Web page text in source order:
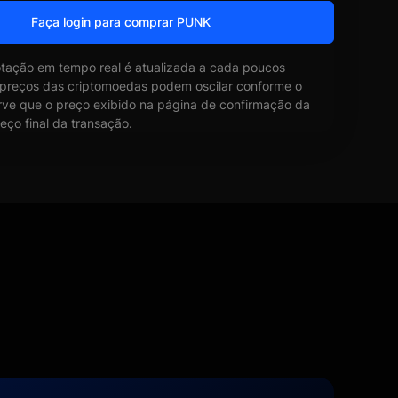
Faça login para comprar PUNK
em tempo real é atualizada a cada poucos
das criptomoedas podem oscilar conforme o
que o preço exibido na página de confirmação da
final da transação.